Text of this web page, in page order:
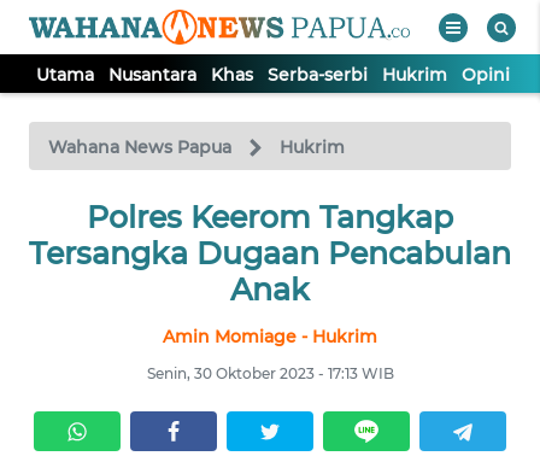
Utama Nusantara Khas Serba-serbi Hukrim Opini
Wahana News Papua Hukrim
Polres Keerom Tangkap
Tersangka Dugaan Pencabulan
Anak
Amin Momiage - Hukrim
Senin, 30 Oktober 2023 - 17:13 WIB
TV
Tutup
UTAMA
SERBA-
SERBI